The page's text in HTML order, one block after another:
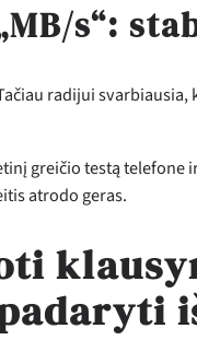
s“:
radijui
greičio testą telefone
atrodo geras.